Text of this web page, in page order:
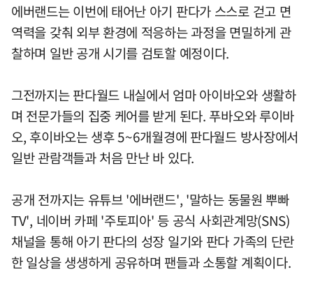
에버랜드는 이번에 태어난 아기 판다가 스스로 걷고 면
역력을 갖춰 외부 환경에 적응하는 과정을 면밀하게 관
찰하며 일반 공개 시기를 검토할 예정이다.
그전까지는 판다월드 내실에서 엄마 아이바오와 생활하
며 전문가들의 집중 케어를 받게 된다. 푸바오와 루이바
오, 후이바오는 생후 5~6개월경에 판다월드 방사장에서
일반 관람객들과 처음 만난 바 있다.
공개 전까지는 유튜브 '에버랜드', '말하는 동물원 뿌빠
TV', 네이버 카페 '주토피아' 등 공식 사회관계망(SNS)
채널을 통해 아기 판다의 성장 일기와 판다 가족의 단란
한 일상을 생생하게 공유하며 팬들과 소통할 계획이다.